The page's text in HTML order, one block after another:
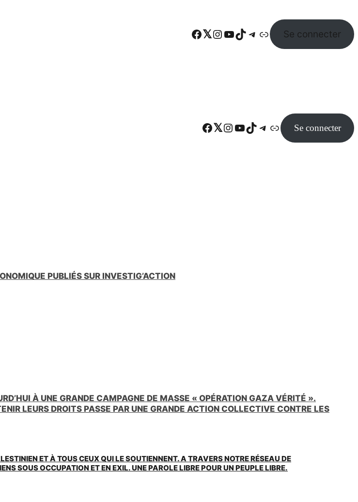
Facebook Twitter Instagram YouTube TikTok Telegram Lien Se connecter
Facebook Twitter Instagram YouTube TikTok Telegram Lien Se connecter
PUBLIÉS SUR INVESTIG’ACTION
À UNE GRANDE CAMPAGNE DE MASSE « OPÉRATION GAZA VÉRITÉ ».
LEURS DROITS PASSE PAR UNE GRANDE ACTION COLLECTIVE CONTRE LES
ET À TOUS CEUX QUI LE SOUTIENNENT. A TRAVERS NOTRE RÉSEAU DE
SOUS OCCUPATION ET EN EXIL. UNE PAROLE LIBRE POUR UN PEUPLE LIBRE.